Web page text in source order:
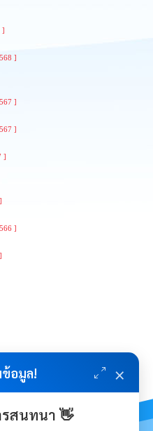
]
]
]
]
]
]
อมูล! ×
รสนทนา 👋